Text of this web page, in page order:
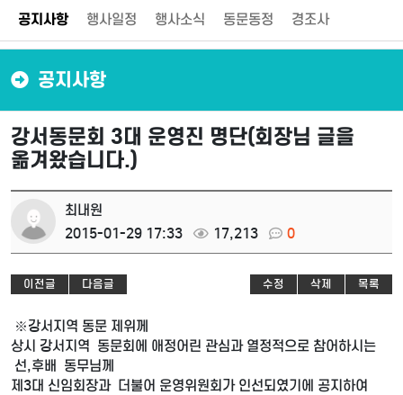
공지사항 행사일정 행사소식 동문동정 경조사
공지사항
강서동문회 3대 운영진 명단(회장님 글을
옮겨왔습니다.)
최내원
2015-01-29 17:33
17,213 0
이전글 다음글 수정 삭제 목록
※강서지역 동문 제위께
상시 강서지역 동문회에 애정어린 관심과 열정적으로 참어하시는
선,후배 동무님께
제3대 신임회장과 더불어 운영위원회가 인선되였기에 공지하여